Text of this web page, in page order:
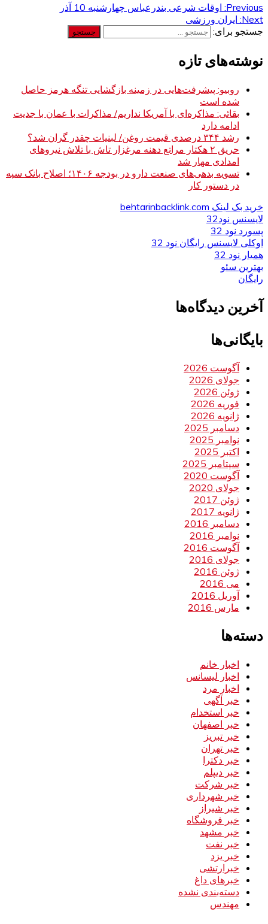
Previous: اوقات شرعی بندرعباس چهارشنبه 10 آذر
Next: ایران ورزشی
جستجو برای:
نوشته‌های تازه
روبیو: پیشرفت‌هایی در زمینه بازگشایی تنگه هرمز حاصل
شده است
بقائی: مذاکره‌ای با آمریکا نداریم/ مذاکرات با عمان با جدیت
ادامه دارد
رشد ۳۴۴ درصدی قیمت روغن/ لبنیات چقدر گران شد؟
حریق ۲ هکتار مراتع دهنه مرغزار تاش با تلاش نیروهای
امدادی مهار شد
تسویه بدهی‌های صنعت دارو در بودجه ۱۴۰۶؛ اصلاح بانک سپه
در دستور کار
خرید بک لینک behtarinbacklink.com
لایسنس نود32
پسورد نود 32
اوکلی لایسنس رایگان نود 32
همیار نود 32
بهترین سئو
رایگان
آخرین دیدگاه‌ها
بایگانی‌ها
آگوست 2026
جولای 2026
ژوئن 2026
فوریه 2026
ژانویه 2026
دسامبر 2025
نوامبر 2025
اکتبر 2025
سپتامبر 2025
آگوست 2020
جولای 2020
ژوئن 2017
ژانویه 2017
دسامبر 2016
نوامبر 2016
آگوست 2016
جولای 2016
ژوئن 2016
می 2016
آوریل 2016
مارس 2016
دسته‌ها
اخبار خانم
اخبار لیسانس
اخبار مرد
خبر آگهی
خبر استخدام
خبر اصفهان
خبر تبریز
خبر تهران
خبر دکترا
خبر دیپلم
خبر شرکت
خبر شهرداری
خبر شیراز
خبر فروشگاه
خبر مشهد
خبر نفت
خبر یزد
خبرارتشی
خبرهای داغ
دسته‌بندی نشده
مهندس